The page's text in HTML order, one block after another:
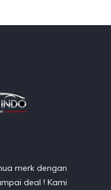
merk dengan
deal ! Kami